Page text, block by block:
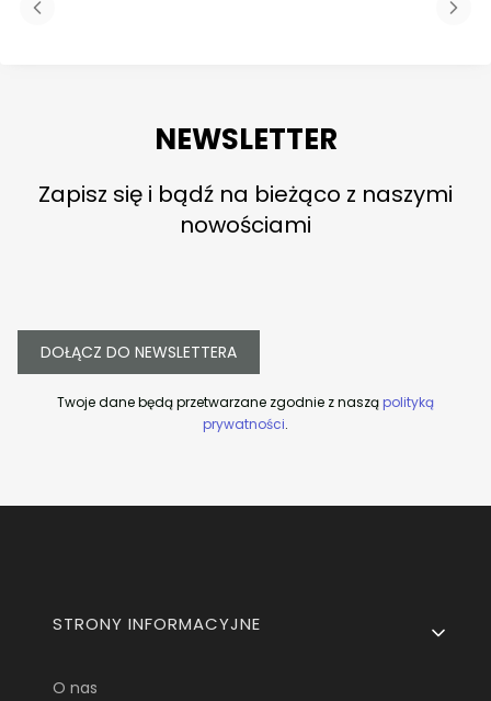
NEWSLETTER
Zapisz się i bądź na bieżąco z naszymi
nowościami
DOŁĄCZ DO NEWSLETTERA
Twoje dane będą przetwarzane zgodnie z nasząpolityką
prywatności.
Linki w stopce
STRONY INFORMACYJNE
O nas